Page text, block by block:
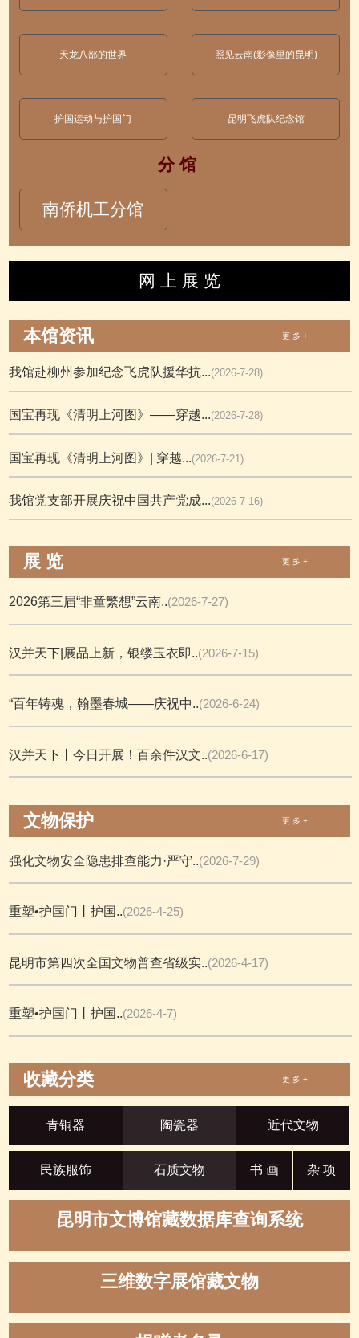
天龙八部的世界 照见云南(影像里的昆明)
护国运动与护国门 昆明飞虎队纪念馆
分 馆
南侨机工分馆
网 上 展 览
本馆资讯 更 多 +
我馆赴柳州参加纪念飞虎队援华抗...(2026-7-28)
国宝再现《清明上河图》——穿越...(2026-7-28)
国宝再现《清明上河图》| 穿越...(2026-7-21)
我馆党支部开展庆祝中国共产党成...(2026-7-16)
展 览 更 多 +
2026第三届“非童繁想”云南..(2026-7-27)
汉并天下|展品上新，银缕玉衣即..(2026-7-15)
“百年铸魂，翰墨春城——庆祝中..(2026-6-24)
汉并天下丨今日开展！百余件汉文..(2026-6-17)
文物保护 更 多 +
强化文物安全隐患排查能力·严守..(2026-7-29)
重塑•护国门丨护国..(2026-4-25)
昆明市第四次全国文物普查省级实..(2026-4-17)
重塑•护国门丨护国..(2026-4-7)
收藏分类 更 多 +
青铜器 陶瓷器 近代文物
民族服饰 石质文物 书 画 杂 项
昆明市文博馆藏数据库查询系统
三维数字展馆藏文物